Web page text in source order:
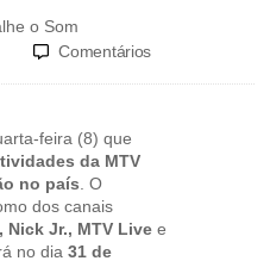
o Som
Comentários
feira (8) que
da MTV
no país . O
dos canais
Nick Jr., MTV Live e
no dia 31 de